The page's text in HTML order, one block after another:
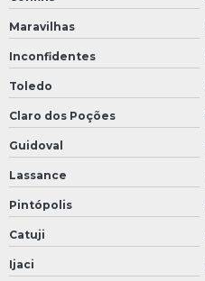
Maravilhas
Inconfidentes
Toledo
Claro dos Poções
Guidoval
Lassance
Pintópolis
Catuji
Ijaci